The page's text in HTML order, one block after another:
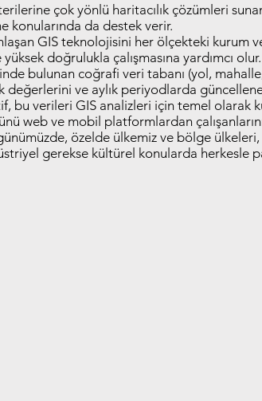
çok yönlü haritacılık çözümleri
konularında da destek verir.
GIS teknolojisini her ölçekteki kurum
yüksek doğrulukla çalışmasına yardımcı olur.
bulunan coğrafi veri tabanı (yol,
değerlerini ve aylık periyodlarda
bu verileri GIS analizleri için temel olarak
web ve mobil platformlardan
özelde ülkemiz ve bölge
gerekse kültürel konularda herkesle